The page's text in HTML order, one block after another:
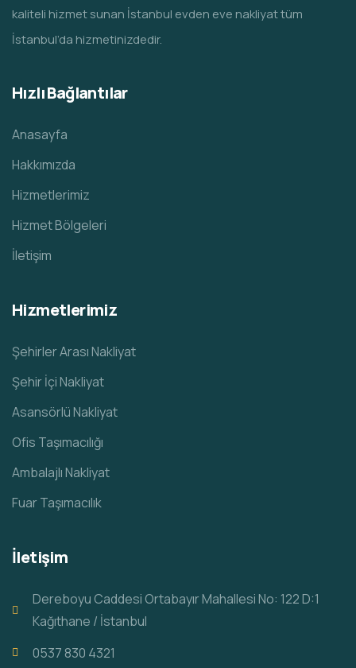
kaliteli hizmet sunan İstanbul evden eve nakliyat tüm
İstanbul’da hizmetinizdedir.
Hızlı Bağlantılar
Anasayfa
Hakkımızda
Hizmetlerimiz
Hizmet Bölgeleri
İletişim
Hizmetlerimiz
Şehirler Arası Nakliyat
Şehir İçi Nakliyat
Asansörlü Nakliyat
Ofis Taşımacılığı
Ambalajlı Nakliyat
Fuar Taşımacılık
İletişim
Dereboyu Caddesi Ortabayır Mahallesi No: 122 D:1
Kağıthane / İstanbul
0537 830 4321